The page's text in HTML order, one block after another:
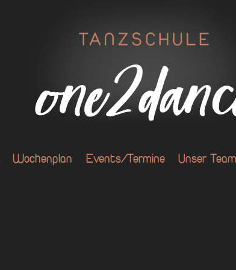
Wochenplan Events/Termine Unser Team